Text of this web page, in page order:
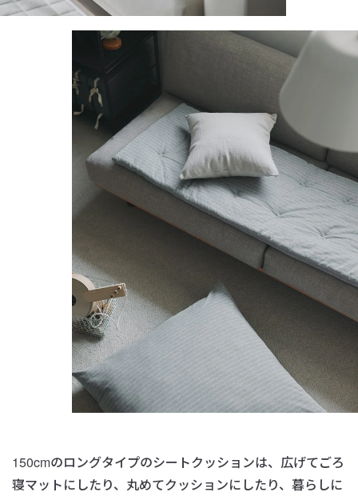
150cmのロングタイプのシートクッションは、広げてごろ
寝マットにしたり、 丸めてクッションにしたり、暮らしに